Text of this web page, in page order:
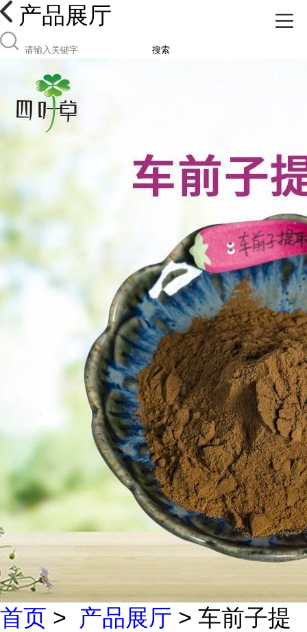
产品展厅
搜索
首页 > 产品展厅 > 车前子提